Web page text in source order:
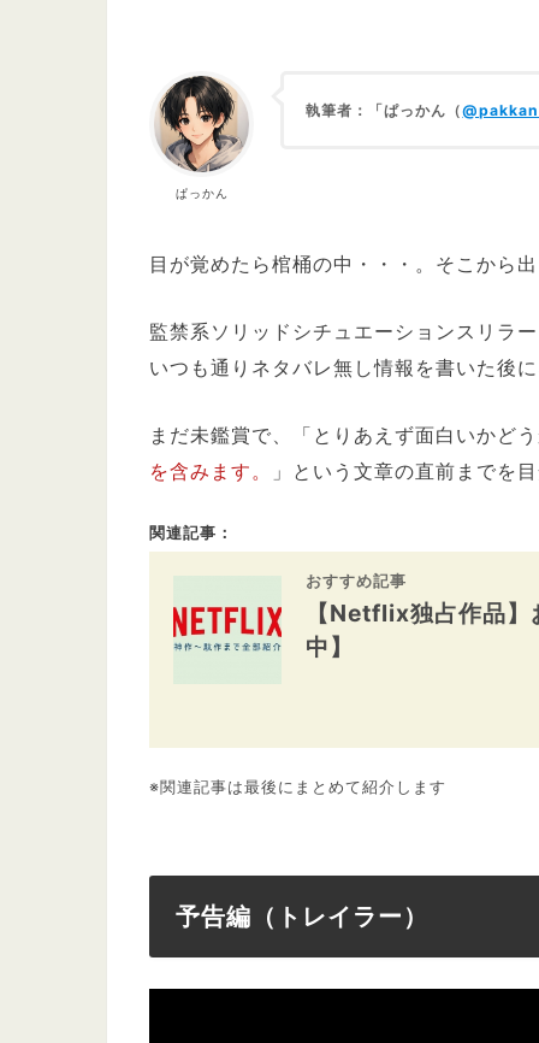
ぱっかん
執筆者：「ぱっかん（
目が覚めたら棺桶の中・・・。そこから
監禁系ソリッドシチュエーションスリラー
いつも通りネタバレ無し情報を書いた後
まだ未鑑賞で、「とりあえず面白いかど
を含みます。
」という文章の直前までを
関連記事：
おすすめ記事
【Netflix独占作品
中】
※関連記事は最後にまとめて紹介します
予告編（トレイラー）